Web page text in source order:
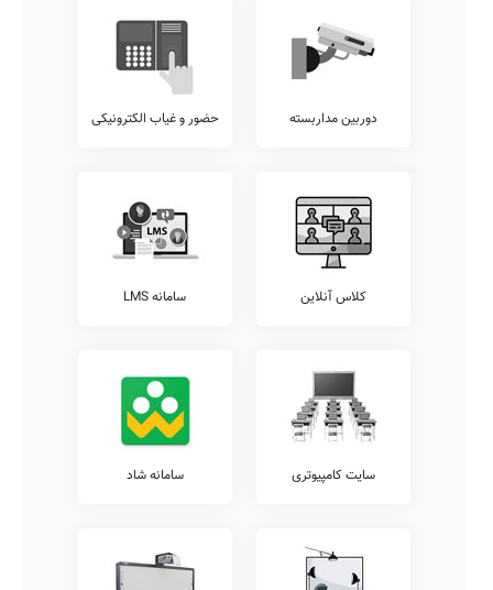
دوربین مداربسته حضور و غیاب الکترونیکی
کلاس آنلاین سامانه LMS
سایت کامپیوتری سامانه شاد